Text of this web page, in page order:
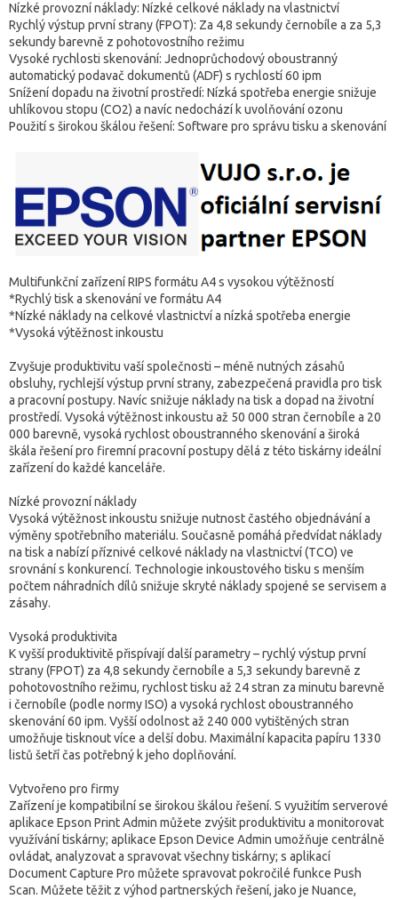
Nízké provozní náklady: Nízké celkové náklady na vlastnictví
Rychlý výstup první strany (FPOT): Za 4,8 sekundy černobíle a za 5,3
sekundy barevně z pohotovostního režimu
Vysoké rychlosti skenování: Jednoprůchodový oboustranný
automatický podavač dokumentů (ADF) s rychlostí 60 ipm
Snížení dopadu na životní prostředí: Nízká spotřeba energie snižuje
uhlíkovou stopu (CO2) a navíc nedochází k uvolňování ozonu
Použití s širokou škálou řešení: Software pro správu tisku a skenování
Multifunkční zařízení RIPS formátu A4 s vysokou výtěžností
*Rychlý tisk a skenování ve formátu A4
*Nízké náklady na celkové vlastnictví a nízká spotřeba energie
*Vysoká výtěžnost inkoustu
Zvyšuje produktivitu vaší společnosti – méně nutných zásahů
obsluhy, rychlejší výstup první strany, zabezpečená pravidla pro tisk
a pracovní postupy. Navíc snižuje náklady na tisk a dopad na životní
prostředí. Vysoká výtěžnost inkoustu až 50 000 stran černobíle a 20
000 barevně, vysoká rychlost oboustranného skenování a široká
škála řešení pro firemní pracovní postupy dělá z této tiskárny ideální
zařízení do každé kanceláře.
Nízké provozní náklady
Vysoká výtěžnost inkoustu snižuje nutnost častého objednávání a
výměny spotřebního materiálu. Současně pomáhá předvídat náklady
na tisk a nabízí příznivé celkové náklady na vlastnictví (TCO) ve
srovnání s konkurencí. Technologie inkoustového tisku s menším
počtem náhradních dílů snižuje skryté náklady spojené se servisem a
zásahy.
Vysoká produktivita
K vyšší produktivitě přispívají další parametry – rychlý výstup první
strany (FPOT) za 4,8 sekundy černobíle a 5,3 sekundy barevně z
pohotovostního režimu, rychlost tisku až 24 stran za minutu barevně
i černobíle (podle normy ISO) a vysoká rychlost oboustranného
skenování 60 ipm. Vyšší odolnost až 240 000 vytištěných stran
umožňuje tisknout více a delší dobu. Maximální kapacita papíru 1330
listů šetří čas potřebný k jeho doplňování.
Vytvořeno pro firmy
Zařízení je kompatibilní se širokou škálou řešení. S využitím serverové
aplikace Epson Print Admin můžete zvýšit produktivitu a monitorovat
využívání tiskárny; aplikace Epson Device Admin umožňuje centrálně
ovládat, analyzovat a spravovat všechny tiskárny; s aplikací
Document Capture Pro můžete spravovat pokročilé funkce Push
Scan. Můžete těžit z výhod partnerských řešení, jako je Nuance,